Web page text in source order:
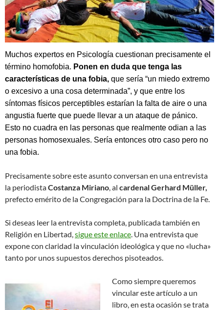
Muchos expertos en Psicología cuestionan precisamente el
término homofobia. Ponen en duda que tenga las
características de una fobia, que sería “un miedo extremo
o excesivo a una cosa determinada”, y que entre los
síntomas físicos perceptibles estarían la falta de aire o una
angustia fuerte que puede llevar a un ataque de pánico.
Esto no cuadra en las personas que realmente odian a las
personas homosexuales. Sería entonces otro caso pero no
una fobia.
Precisamente sobre este asunto conversan en una entrevista
la periodistaCostanza Miriano, al cardenal Gerhard Müller,
prefecto emérito de la Congregación para la Doctrina de la Fe.
Si deseas leer la entrevista completa, publicada también en
Religión en Libertad,sigue este enlace. Una entrevista que
expone con claridad la vinculación ideológica y que no «lucha»
tanto por unos supuestos derechos pisoteados.
Como siempre queremos
vincular este artículo a un
libro, en esta ocasión se trata